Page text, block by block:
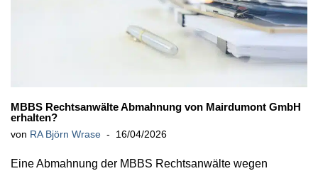
MBBS Rechtsanwälte Abmahnung von Mairdumont GmbH
erhalten?
von RA Björn Wrase 16/04/2026
Eine Abmahnung der MBBS Rechtsanwälte wegen